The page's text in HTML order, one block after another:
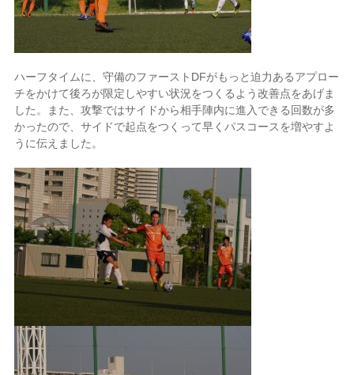
ハーフタイムに、守備のファーストDFがもっと迫力あるアプロー
チをかけて後ろが限定しやすい状況をつくるよう改善点をあげま
した。また、攻撃ではサイドから相手陣内に進入できる回数が多
かったので、サイドで起点をつくって早くパスコースを増やすよ
うに伝えました。